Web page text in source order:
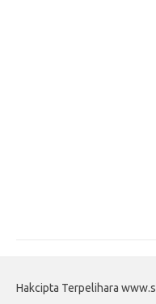
Hakcipta Terpelihara